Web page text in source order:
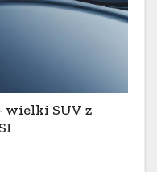
wielki SUV z